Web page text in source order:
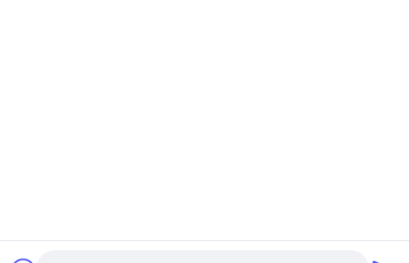
Foshan Mellow Stainless Steel Co., Ltd.. . Διατηρούνται όλα τα πνευματικά